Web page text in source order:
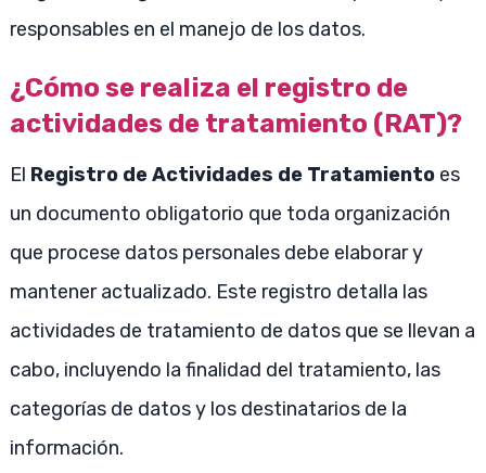
responsables en el manejo de los datos.
¿Cómo se realiza el registro de
actividades de tratamiento (RAT)?
El Registro de Actividades de Tratamientoes
un documento obligatorio que toda organización
que procese datos personales debe elaborar y
mantener actualizado. Este registro detalla las
actividades de tratamiento de datos que se llevan a
cabo, incluyendo la finalidad del tratamiento, las
categorías de datos y los destinatarios de la
información.